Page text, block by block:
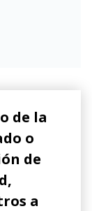
de la
o
de
a